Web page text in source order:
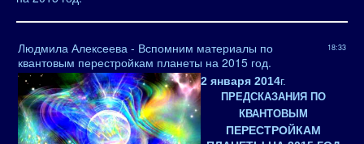
18:33
Людмила Алексеева - Вспомним материалы по
квантовым перестройкам планеты на 2015 год.
2 января 2014г.
ПРЕДСКАЗАНИЯ ПО
КВАНТОВЫМ
ПЕРЕСТРОЙКАМ